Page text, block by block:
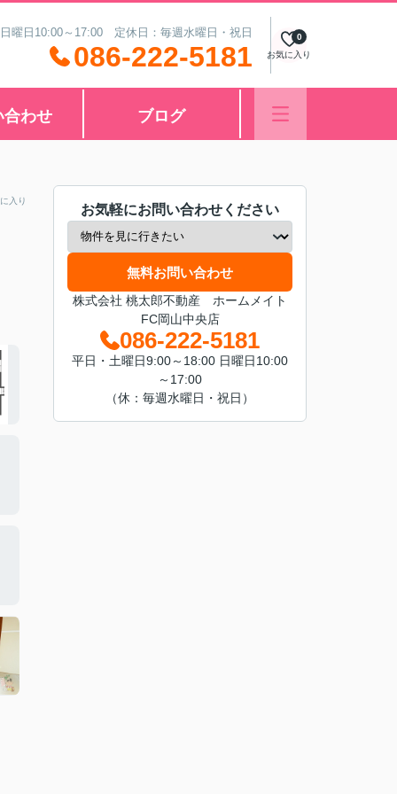
曜日10:00～17:00 定休日：毎週水曜日・祝日
086-222-5181 お気に入り
0
合わせ ブログ
入り
お気軽にお問い合わせください
無料お問い合わせ
株式会社 桃太郎不動産 ホームメイト
FC岡山中央店
086-222-5181
平日・土曜日9:00～18:00 日曜日10:00
～17:00
（休：毎週水曜日・祝日）